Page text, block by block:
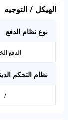
الهيكل / التوجيه
نوع نظام الدفع
الدفع
نظام التحكم
/